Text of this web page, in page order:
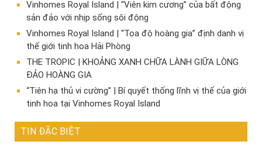
Vinhomes Royal Island | “Viên kim cương” của bất động
sản đảo với nhịp sống sôi động
Vinhomes Royal Island | “Tọa độ hoàng gia” định danh vị
thế giới tinh hoa Hải Phòng
THE TROPIC | KHOẢNG XANH CHỮA LÀNH GIỮA LÒNG
ĐẢO HOÀNG GIA
“Tiên hạ thủ vi cường” | Bí quyết thống lĩnh vị thế của giới
tinh hoa tại Vinhomes Royal Island
TIN ĐẶC BIỆT